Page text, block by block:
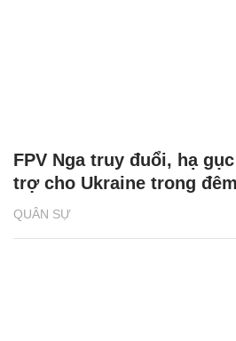
QUÂN SỰ
FPV Nga truy đuổi, hạ
trợ cho Ukraine trong đêm